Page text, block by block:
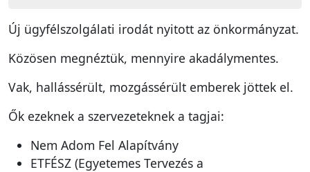
Új ügyfélszolgálati irodát nyitott az önkormányzat.
Közösen megnéztük, mennyire akadálymentes.
Vak, hallássérült, mozgássérült emberek jöttek el.
Ők ezeknek a szervezeteknek a tagjai:
Nem Adom Fel Alapítvány
ETFÉSZ (Egyetemes Tervezés a